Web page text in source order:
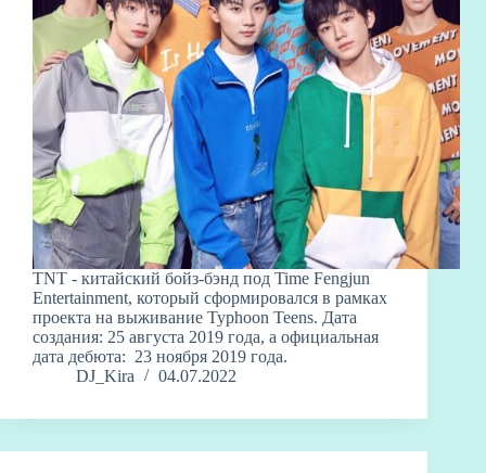
TNT - китайский бойз-бэнд под Time Fengjun
Entertainment, который сформировался в рамках
проекта на выживание Typhoon Teens. Дата
создания: 25 августа 2019 года, а официальная
дата дебюта: 23 ноября 2019 года.
DJ_Kira
04.07.2022